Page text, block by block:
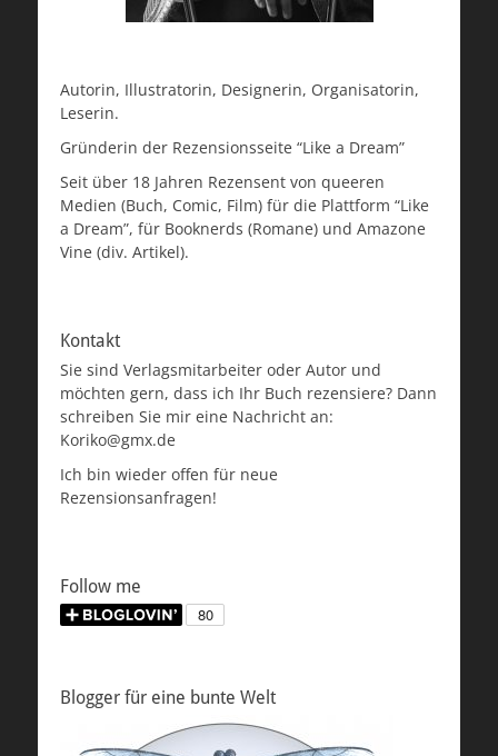
Autorin, Illustratorin, Designerin, Organisatorin,
Leserin.
Gründerin der Rezensionsseite “Like a Dream”
Seit über 18 Jahren Rezensent von queeren
Medien (Buch, Comic, Film) für die Plattform “Like
a Dream”, für Booknerds (Romane) und Amazone
Vine (div. Artikel).
Kontakt
Sie sind Verlagsmitarbeiter oder Autor und
möchten gern, dass ich Ihr Buch rezensiere? Dann
schreiben Sie mir eine Nachricht an:
Koriko@gmx.de
Ich bin wieder offen für neue
Rezensionsanfragen!
Follow me
Blogger für eine bunte Welt